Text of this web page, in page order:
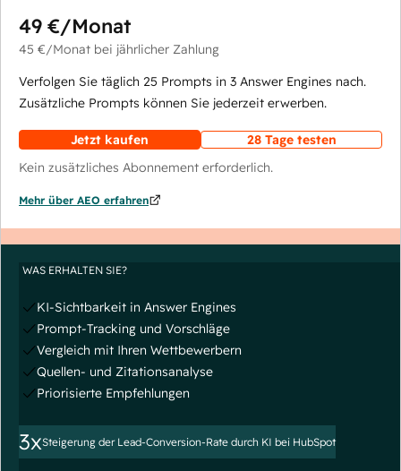
49 €/Monat
45 €/Monat bei jährlicher Zahlung
Verfolgen Sie täglich 25 Prompts in 3 Answer Engines nach.
Zusätzliche Prompts können Sie jederzeit erwerben.
Jetzt kaufen
28 Tage testen
Kein zusätzliches Abonnement erforderlich.
Mehr über AEO erfahren
WAS ERHALTEN SIE?
KI-Sichtbarkeit in Answer Engines
Prompt-Tracking und Vorschläge
Vergleich mit Ihren Wettbewerbern
Quellen- und Zitationsanalyse
Priorisierte Empfehlungen
3xSteigerung der Lead-Conversion-Rate durch KI bei HubSpot